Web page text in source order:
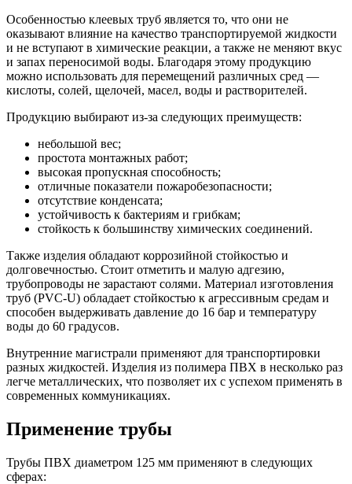
Особенностью клеевых труб является то, что они не
оказывают влияние на качество транспортируемой жидкости
и не вступают в химические реакции, а также не меняют вкус
и запах переносимой воды. Благодаря этому продукцию
можно использовать для перемещений различных сред —
кислоты, солей, щелочей, масел, воды и растворителей.
Продукцию выбирают из-за следующих преимуществ:
небольшой вес;
простота монтажных работ;
высокая пропускная способность;
отличные показатели пожаробезопасности;
отсутствие конденсата;
устойчивость к бактериям и грибкам;
стойкость к большинству химических соединений.
Также изделия обладают коррозийной стойкостью и
долговечностью. Стоит отметить и малую адгезию,
трубопроводы не зарастают солями. Материал изготовления
труб (PVC-U) обладает стойкостью к агрессивным средам и
способен выдерживать давление до 16 бар и температуру
воды до 60 градусов.
Внутренние магистрали применяют для транспортировки
разных жидкостей. Изделия из полимера ПВХ в несколько раз
легче металлических, что позволяет их с успехом применять в
современных коммуникациях.
Применение трубы
Трубы ПВХ диаметром 125 мм применяют в следующих
сферах: